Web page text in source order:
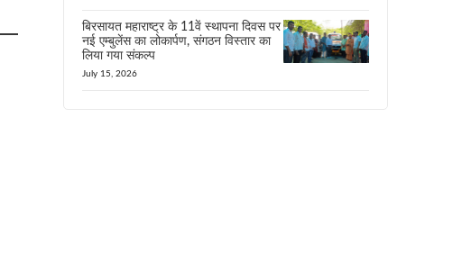
बिरसायत महाराष्ट्र के 11वें स्थापना दिवस पर
नई एम्बुलेंस का लोकार्पण, संगठन विस्तार का
लिया गया संकल्प
July 15, 2026